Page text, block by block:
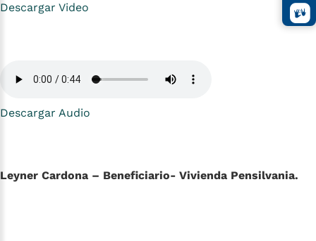
Descargar Video
Descargar Audio
Leyner Cardona – Beneficiario- Vivienda Pensilvania.